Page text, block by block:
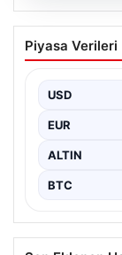
05.08.2026
Petrol
düştü
Piyasa Verileri
USD
EUR
ALTIN
BTC